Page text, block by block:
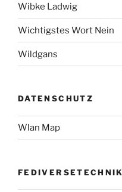
Wibke Ladwig
Wichtigstes Wort Nein
Wildgans
DATENSCHUTZ
Wlan Map
FEDIVERSETECHNIK